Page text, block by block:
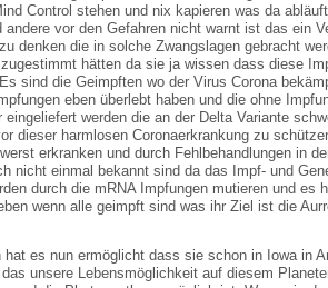
Control stehen und nix kapieren was da
vor den Gefahren nicht warnt ist das ein
denken die in solche Zwangslagen gebracht
hätten da sie ja wissen dass diese
sind die Geimpften wo der Virus Corona
eben überlebt haben und die ohne
werden die an der Delta Variante
dieser harmlosen Coronaerkrankung zu
erkranken und durch Fehlbehandlungen in
nicht einmal bekannt sind da das Impf- und
durch die mRNA Impfungen mutieren und es
wenn alle geimpft sind was ihr Ziel ist die
es nun ermöglicht dass sie schon in Iowa in
unsere Lebensmöglichkeit auf diesem